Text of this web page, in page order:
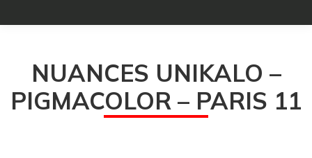
NUANCES UNIKALO –
PIGMACOLOR – PARIS 11